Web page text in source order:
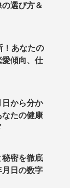
選び方＆
！あなたの
傾向、仕
日から分か
たの健康
密を徹底
日の数字